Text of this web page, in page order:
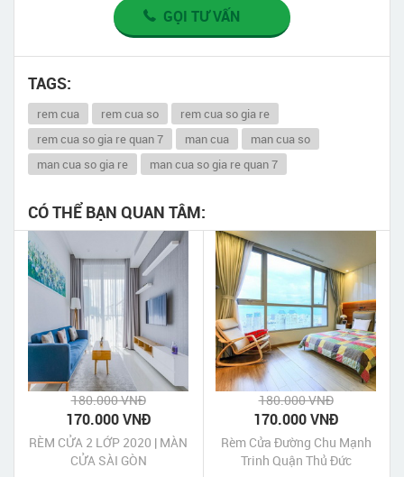
GỌI TƯ VẤN
TAGS:
rem cua rem cua so
rem cua so gia re
rem cua so gia re quan 7
man cua
man cua so
man cua so gia re
man cua so gia re quan 7
CÓ THỂ BẠN QUAN TÂM:
180.000 VNĐ
170.000 VNĐ
RÈM CỬA 2 LỚP 2020 | MÀN
CỬA SÀI GÒN
180.000 VNĐ
170.000 VNĐ
Rèm Cửa Đường Chu Mạnh
Trinh Quận Thủ Đức